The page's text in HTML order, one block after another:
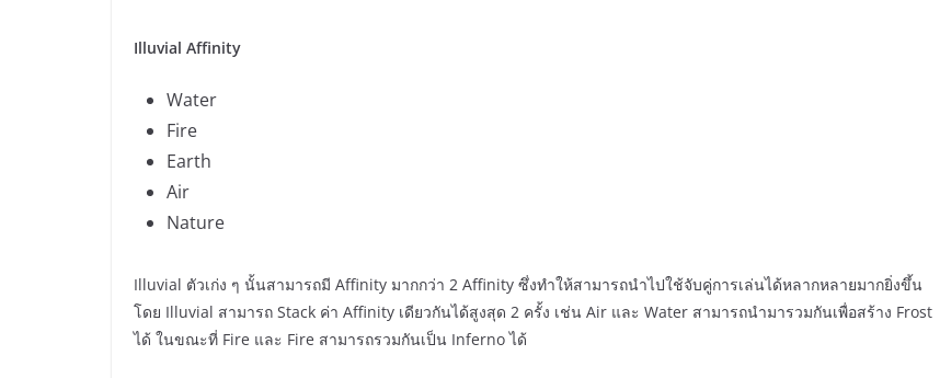
Illuvial Affinity
Water
Fire
Earth
Air
Nature
Illuvial ตัวเก่ง ๆ นั้นสามารถมี Affinity มากกว่า 2 Affinity ซึ่งทำให้สามารถนำไปใช้จับคู่การเล่นได้หลากหลายมากยิ่งขึ้น
โดย Illuvial สามารถ Stack ค่า Affinity เดียวกันได้สูงสุด 2 ครั้ง เช่น Air และ Water สามารถนำมารวมกันเพื่อสร้าง Frost
ได้ ในขณะที่ Fire และ Fire สามารถรวมกันเป็น Inferno ได้